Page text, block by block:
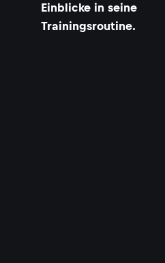
Einblicke in seine
Trainingsroutine.